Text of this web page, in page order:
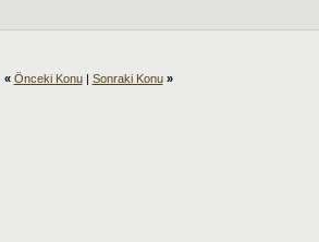
« Önceki Konu| Sonraki Konu »